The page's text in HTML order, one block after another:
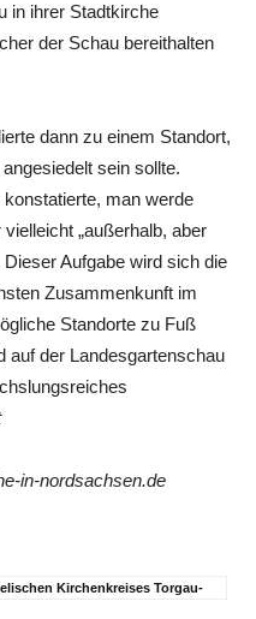
in ihrer Stadtkirche
der Schau bereithalten
dann zu einem Standort,
sein sollte.
man werde
„außerhalb, aber
Aufgabe wird sich die
Zusammenkunft im
Standorte zu Fuß
auf der Landesgartenschau
in-nordsachsen.de
Kirchenkreises Torgau-